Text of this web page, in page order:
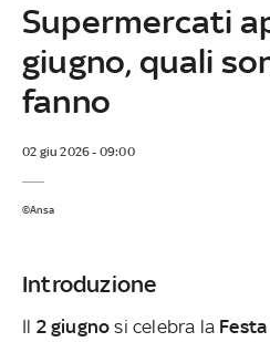
Supermercati
giugno, quali
fanno
02 giu 2026 - 09:00
©Ansa
Introduzione
Il 2 giugnosi celebra la